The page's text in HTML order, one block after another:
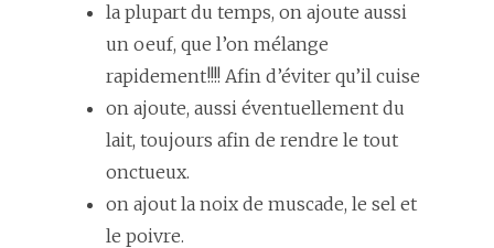
la plupart du temps, on ajoute aussi
un oeuf, que l’on mélange
rapidement!!!! Afin d’éviter qu’il cuise
on ajoute, aussi éventuellement du
lait, toujours afin de rendre le tout
onctueux.
on ajout la noix de muscade, le sel et
le poivre.